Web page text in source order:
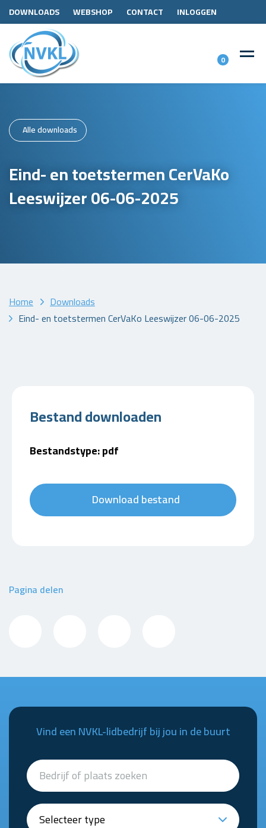
DOWNLOADS WEBSHOP CONTACT INLOGGEN
0
Alle downloads
Eind- en toetstermen CerVaKo
Leeswijzer 06-06-2025
Home
Downloads
Eind- en toetstermen CerVaKo Leeswijzer 06-06-2025
Bestand downloaden
Bestandstype: pdf
Download bestand
Pagina delen
Vind een NVKL-lidbedrijf bij jou in de buurt